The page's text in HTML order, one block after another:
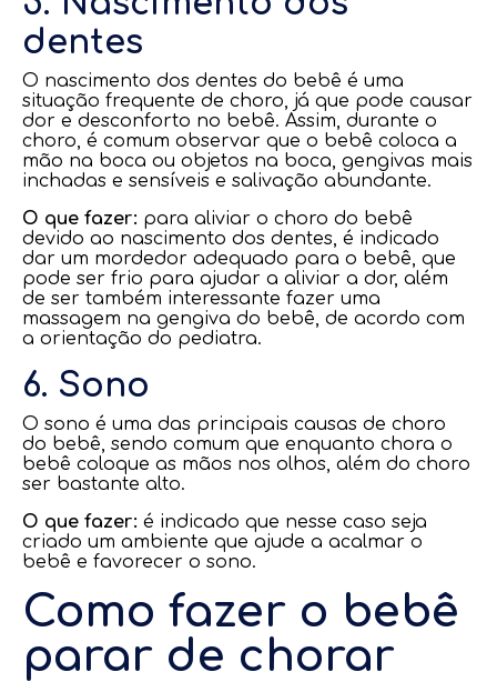
dentes
O nascimento dos dentes do bebê é uma
situação frequente de choro, já que pode causar
dor e desconforto no bebê. Assim, durante o
choro, é comum observar que o bebê coloca a
mão na boca ou objetos na boca, gengivas mais
inchadas e sensíveis e salivação abundante.
O que fazer: para aliviar o choro do bebê
devido ao nascimento dos dentes, é indicado
dar um mordedor adequado para o bebê, que
pode ser frio para ajudar a aliviar a dor, além
de ser também interessante fazer uma
massagem na gengiva do bebê, de acordo com
a orientação do pediatra.
6. Sono
O sono é uma das principais causas de choro
do bebê, sendo comum que enquanto chora o
bebê coloque as mãos nos olhos, além do choro
ser bastante alto.
O que fazer: é indicado que nesse caso seja
criado um ambiente que ajude a acalmar o
bebê e favorecer o sono.
Como fazer o bebê
parar de chorar